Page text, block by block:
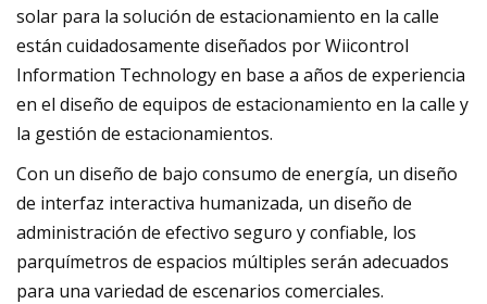
solar para la solución de estacionamiento en la calle
están cuidadosamente diseñados por Wiicontrol
Information Technology en base a años de experiencia
en el diseño de equipos de estacionamiento en la calle y
la gestión de estacionamientos.
Con un diseño de bajo consumo de energía, un diseño
de interfaz interactiva humanizada, un diseño de
administración de efectivo seguro y confiable, los
parquímetros de espacios múltiples serán adecuados
para una variedad de escenarios comerciales.